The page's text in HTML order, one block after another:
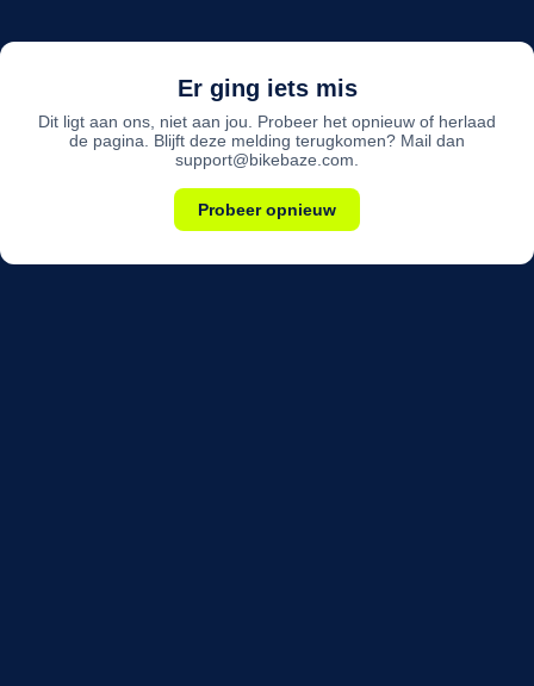
Er ging iets mis
Dit ligt aan ons, niet aan jou. Probeer het opnieuw of herlaad
de pagina. Blijft deze melding terugkomen? Mail dan
support@bikebaze.com.
Probeer opnieuw